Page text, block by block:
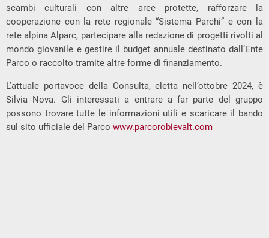
scambi culturali con altre aree protette, rafforzare la
cooperazione con la rete regionale “Sistema Parchi” e con la
rete alpina Alparc, partecipare alla redazione di progetti rivolti al
mondo giovanile e gestire il budget annuale destinato dall’Ente
Parco o raccolto tramite altre forme di finanziamento.
L’attuale portavoce della Consulta, eletta nell’ottobre 2024, è
Silvia Nova. Gli interessati a entrare a far parte del gruppo
possono trovare tutte le informazioni utili e scaricare il bando
sul sito ufficiale del Parco www.parcorobievalt.com